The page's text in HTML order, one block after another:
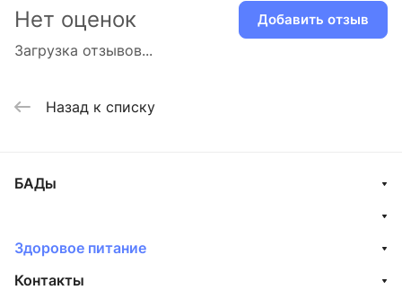
Загрузка отзывов...
Нет оценок Добавить отзыв
Назад к списку
БАДы
Здоровое питание
Контакты